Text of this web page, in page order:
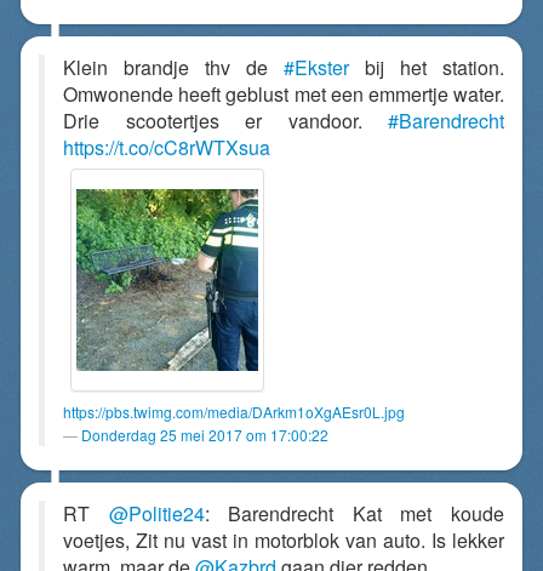
Klein brandje thv de #Eksterbij het station.
Omwonende heeft geblust met een emmertje water.
Drie scootertjes er vandoor. #Barendrecht
https://t.co/cC8rWTXsua
https://pbs.twimg.com/media/DArkm1oXgAEsr0L.jpg
Donderdag 25 mei 2017 om 17:00:22
RT @Politie24: Barendrecht Kat met koude
voetjes, Zit nu vast in motorblok van auto. Is lekker